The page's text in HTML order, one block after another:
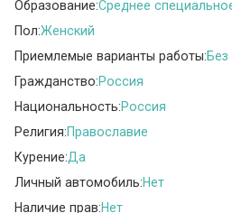
Образование:Среднее
Пол:Женский
Приемлемые варианты работы:
Гражданство:Россия
Национальность:Россия
Религия:Православие
Курение:Да
Личный автомобиль:Нет
Наличие прав:Нет